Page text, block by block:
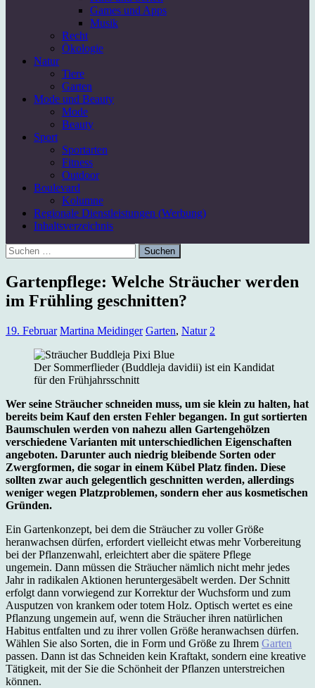
Games und Apps
Musik
Recht
Ökologie
Natur
Tiere
Garten
Mode und Beauty
Mode
Beauty
Sport
Sportarten
Fitness
Outdoor
Boulevard
Kolumne
Regionale Dienstleistungen (Werbung)
Inhaltsverzeichnis
Suchen
nach:
Gartenpflege: Welche Sträucher werden
im Frühling geschnitten?
19. Februar Martina Meidinger Garten, Natur 2
Der Sommerflieder (Buddleja davidii) ist ein Kandidat
für den Frühjahrsschnitt
Wer seine Sträucher schneiden muss, um sie klein zu halten, hat
bereits beim Kauf den ersten Fehler begangen. In gut sortierten
Baumschulen werden von nahezu allen Gartengehölzen
verschiedene Varianten mit unterschiedlichen Eigenschaften
angeboten. Darunter auch niedrig bleibende Sorten oder
Zwergformen, die sogar in einem Kübel Platz finden. Diese
sollten zwar auch gelegentlich geschnitten werden, allerdings
weniger wegen Platzproblemen, sondern eher aus kosmetischen
Gründen.
Ein Gartenkonzept, bei dem die Sträucher zu voller Größe
heranwachsen dürfen, erfordert vielleicht etwas mehr Vorbereitung
bei der Pflanzenwahl, erleichtert aber die spätere Pflege
ungemein. Dann müssen die Sträucher nämlich nicht mehr jedes
Jahr in radikalen Aktionen heruntergesäbelt werden. Der Schnitt
erfolgt dann vorwiegend zur Korrektur der Wuchsform und zum
Ausputzen von krankem oder totem Holz. Optisch wertet es eine
Pflanzung ungemein auf, wenn die Sträucher ihren natürlichen
Habitus entfalten und zu ihrer vollen Größe heranwachsen dürfen.
Wählen Sie also Sorten, die in Form und Größe zu Ihrem Garten
passen. Dann ist das Schneiden kein Kraftakt, sondern eine kreative
Tätigkeit, mit der Sie die Schönheit der Pflanzen unterstreichen
können.